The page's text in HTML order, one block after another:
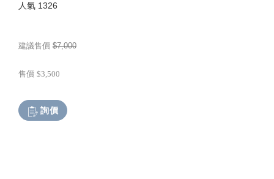
人氣 1326
建議售價 $7,000
售價 $3,500
詢價